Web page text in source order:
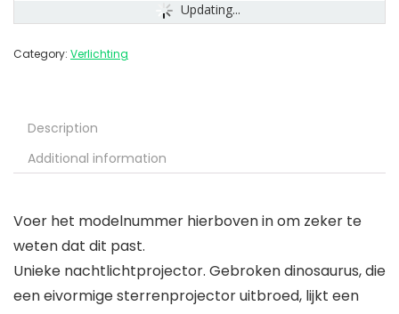
Updating...
Category: Verlichting
Description
Additional information
Voer het modelnummer hierboven in om zeker te
weten dat dit past.
Unieke nachtlichtprojector. Gebroken dinosaurus, die
een eivormige sterrenprojector uitbroed, lijkt een